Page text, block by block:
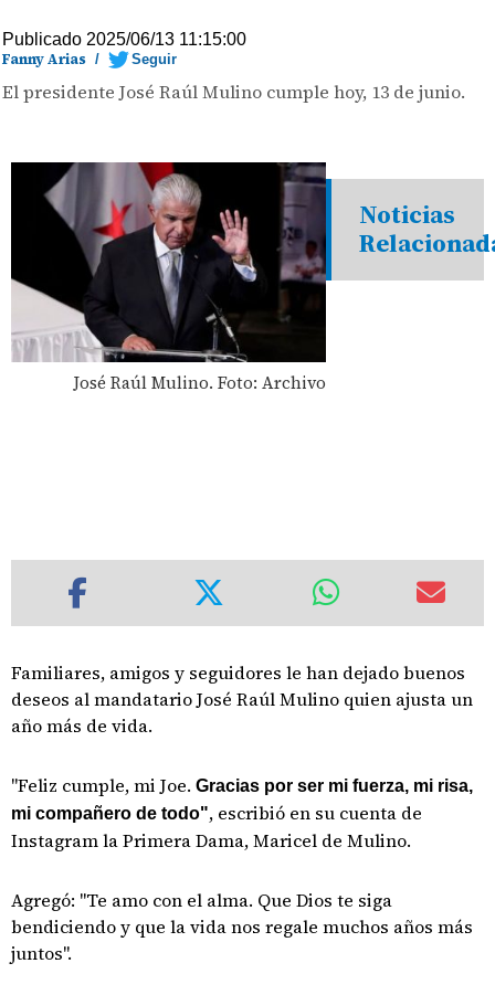
Publicado 2025/06/13 11:15:00
Fanny Arias / Seguir
El presidente José Raúl Mulino cumple hoy, 13 de junio.
José Raúl Mulino. Foto: Archivo
Noticias
Familiares, amigos y seguidores le han dejado buenos
deseos al mandatario José Raúl Mulino quien ajusta un
año más de vida.
"Feliz cumple, mi Joe. Gracias por ser mi fuerza, mi risa,
mi compañero de todo", escribió en su cuenta de
Instagram la Primera Dama, Maricel de Mulino.
Agregó: "Te amo con el alma. Que Dios te siga
bendiciendo y que la vida nos regale muchos años más
juntos".